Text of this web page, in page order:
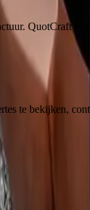
QuotCraft is
te bekijken,